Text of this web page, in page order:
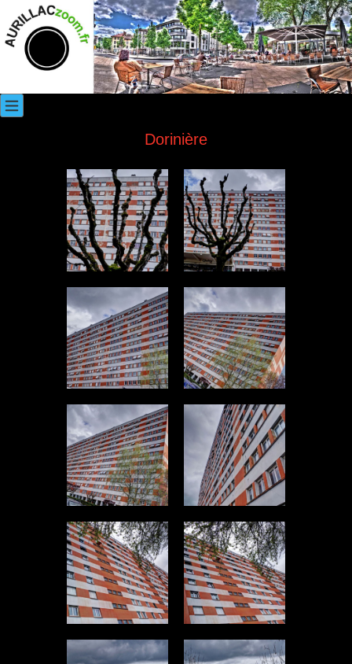
Dorinière